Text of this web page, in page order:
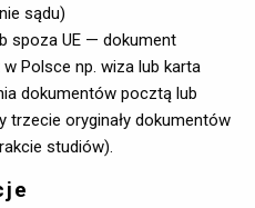
sądu)
spoza UE — dokument
Polsce np. wiza lub karta
dokumentów pocztą lub
oryginały dokumentów
studiów).